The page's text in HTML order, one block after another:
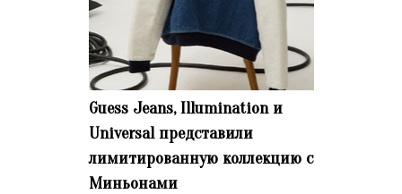
Guess Jeans, Illumination и
Universal представили
лимитированную коллекцию с
Миньонами